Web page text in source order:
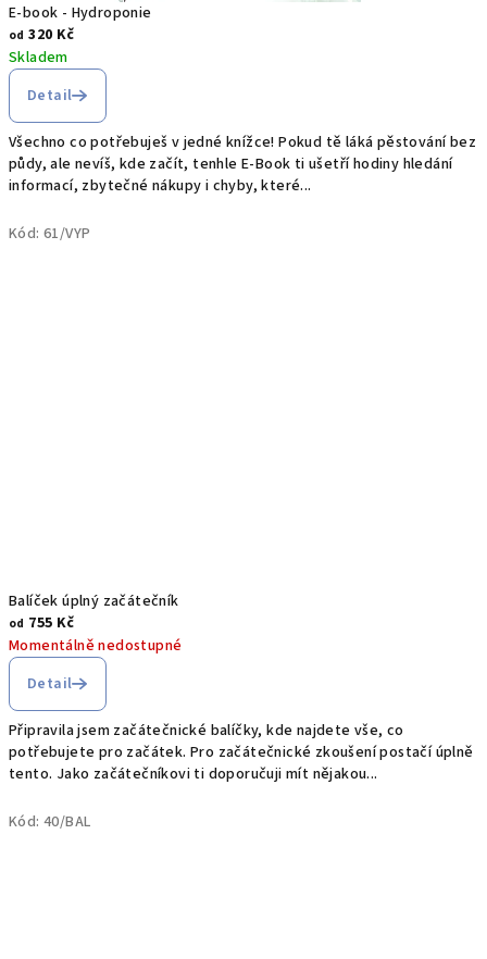
z
d
e
.
E-book - Hydroponie
od 320 Kč
Skladem
Detail
Všechno co potřebuješ v jedné knížce! Pokud tě láká pěstování bez
půdy, ale nevíš, kde začít, tenhle E-Book ti ušetří hodiny hledání
informací, zbytečné nákupy i chyby, které...
Kód: 61/VYP
Balíček úplný začátečník
od 755 Kč
Momentálně nedostupné
Detail
Připravila jsem začátečnické balíčky, kde najdete vše, co
potřebujete pro začátek. Pro začátečnické zkoušení postačí úplně
tento. Jako začátečníkovi ti doporučuji mít nějakou...
Kód: 40/BAL